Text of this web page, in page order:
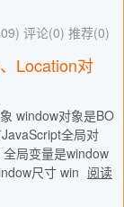
评论(0) 推荐(0)
Location对
window对象是BO
全局对
局变量是window
尺寸 win 阅读